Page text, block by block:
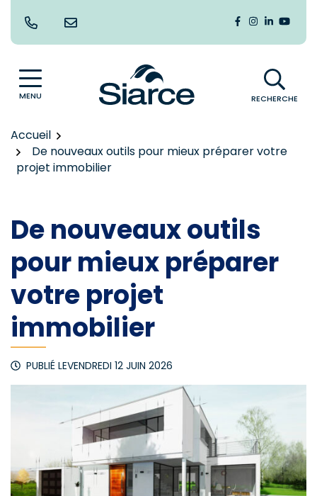
contenu
Lien vers le
Lien vers le
Lien vers
Lien
MENU RECHERCHE
Accueil
De nouveaux outils pour mieux préparer votre
projet immobilier
De nouveaux outils
pour mieux préparer
votre projet
immobilier
PUBLIÉ LEVENDREDI 12 JUIN 2026